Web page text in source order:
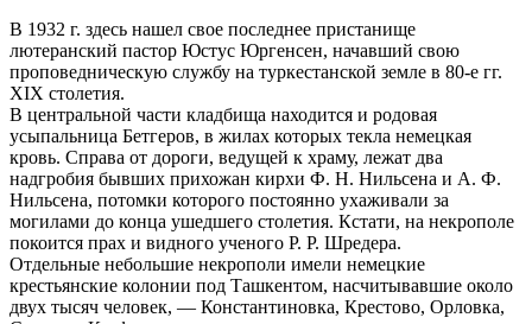
В 1932 г. здесь нашел свое последнее пристанище
лютеранский пастор Юстус Юргенсен, начавший свою
проповедническую службу на туркестанской земле в 80-е гг.
XIX столетия.
В центральной части кладбища находится и родовая
усыпальница Бетгеров, в жилах которых текла немецкая
кровь. Справа от дороги, ведущей к храму, лежат два
надгробия бывших прихожан кирхи Ф. Н. Нильсена и А. Ф.
Нильсена, потомки которого постоянно ухаживали за
могилами до конца ушедшего столетия. Кстати, на некрополе
покоится прах и видного ученого Р. Р. Шредера.
Отдельные небольшие некрополи имели немецкие
крестьянские колонии под Ташкентом, насчитывавшие около
двух тысяч человек, — Константиновка, Крестово, Орловка,